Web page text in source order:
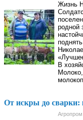
Жизнь
родной
В
От искры до сварки: